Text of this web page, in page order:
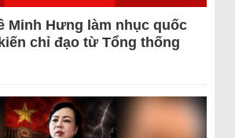
Minh Hưng làm nhục quốc
chỉ đạo từ Tổng thống